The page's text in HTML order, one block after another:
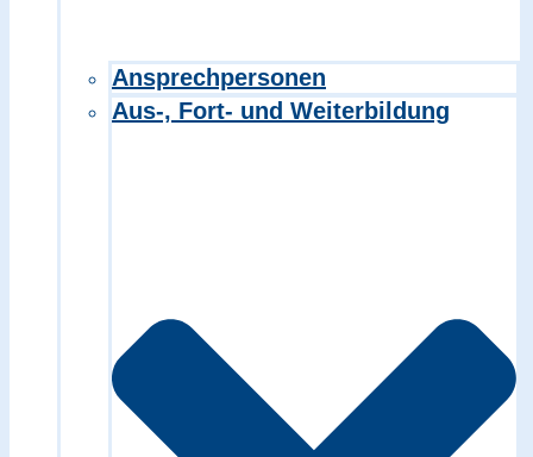
Ansprechpersonen
Aus-, Fort- und Weiterbildung